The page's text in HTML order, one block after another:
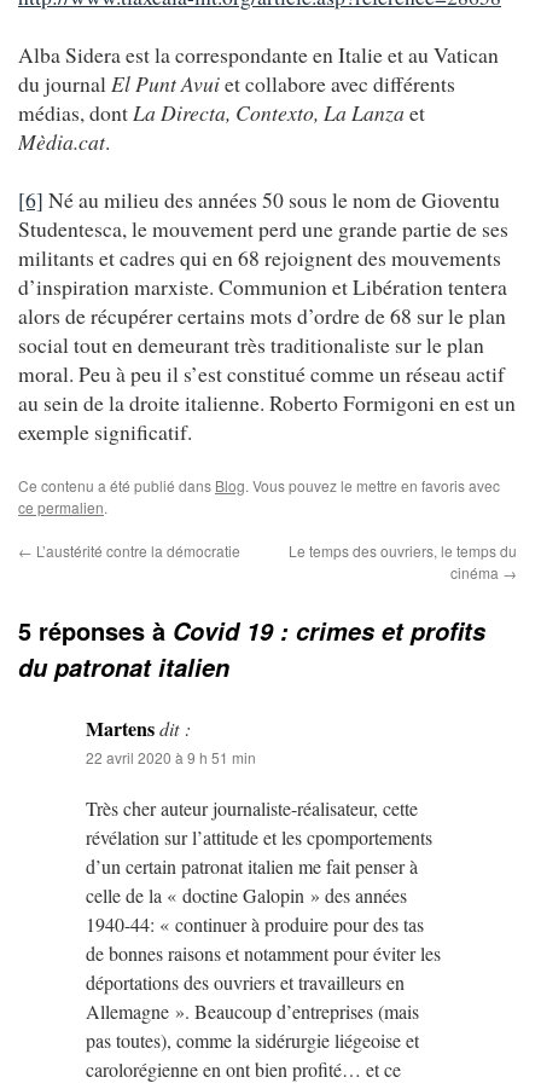
Alba Sidera est la correspondante en Italie et au Vatican
du journal El Punt Avuiet collabore avec différents
médias, dont La Directa, Contexto, La Lanza et
Mèdia.cat.
[6] Né au milieu des années 50 sous le nom de Gioventu
Studentesca, le mouvement perd une grande partie de ses
militants et cadres qui en 68 rejoignent des mouvements
d’inspiration marxiste. Communion et Libération tentera
alors de récupérer certains mots d’ordre de 68 sur le plan
social tout en demeurant très traditionaliste sur le plan
moral. Peu à peu il s’est constitué comme un réseau actif
au sein de la droite italienne. Roberto Formigoni en est un
exemple significatif.
Ce contenu a été publié dans Blog. Vous pouvez le mettre en favoris avec
ce permalien.
← L’austérité contre la démocratie
Le temps des ouvriers, le temps du
cinéma →
5 réponses à Covid 19 : crimes et profits
du patronat italien
Martensdit :
22 avril 2020 à 9 h 51 min
Très cher auteur journaliste-réalisateur, cette
révélation sur l’attitude et les cpomportements
d’un certain patronat italien me fait penser à
celle de la « doctine Galopin » des années
1940-44: « continuer à produire pour des tas
de bonnes raisons et notamment pour éviter les
déportations des ouvriers et travailleurs en
Allemagne ». Beaucoup d’entreprises (mais
pas toutes), comme la sidérurgie liégeoise et
carolorégienne en ont bien profité… et ce